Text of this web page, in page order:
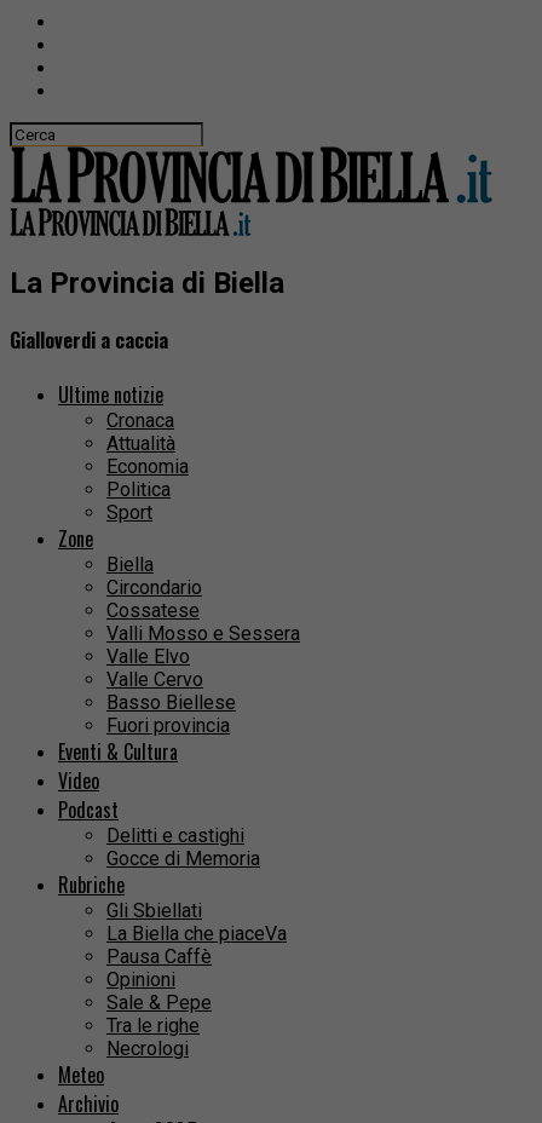
La Provincia di Biella
Gialloverdi a caccia
Ultime notizie
Cronaca
Attualità
Economia
Politica
Sport
Zone
Biella
Circondario
Cossatese
Valli Mosso e Sessera
Valle Elvo
Valle Cervo
Basso Biellese
Fuori provincia
Eventi & Cultura
Video
Podcast
Delitti e castighi
Gocce di Memoria
Rubriche
Gli Sbiellati
La Biella che piaceVa
Pausa Caffè
Opinioni
Sale & Pepe
Tra le righe
Necrologi
Meteo
Archivio